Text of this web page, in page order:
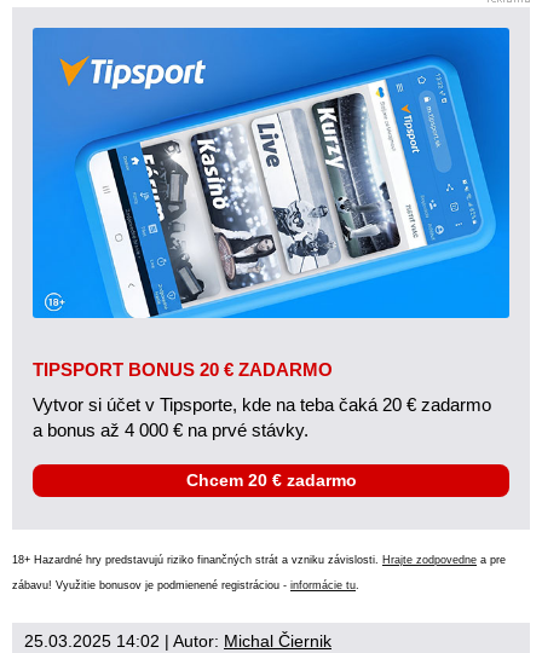
TIPSPORT BONUS 20 € ZADARMO
Vytvor si účet v Tipsporte, kde na teba čaká 20 € zadarmo
a bonus až 4 000 € na prvé stávky.
Chcem 20 € zadarmo
18+ Hazardné hry predstavujú riziko finančných strát a vzniku závislosti. Hrajte zodpovedne a pre
zábavu! Využitie bonusov je podmienené registráciou - informácie tu.
25.03.2025 14:02 | Autor: Michal Čiernik